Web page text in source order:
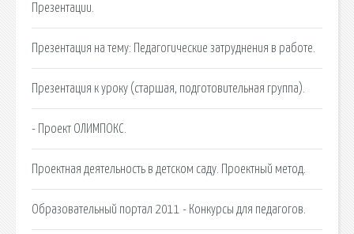
Презентации.
Презентация на тему: Педагогические затруднения в работе.
Презентация к уроку (старшая, подготовительная группа).
- Проект ОЛИМПОКС.
Проектная деятельность в детском саду. Проектный метод.
Образовательный портал 2011 - Конкурсы для педагогов.